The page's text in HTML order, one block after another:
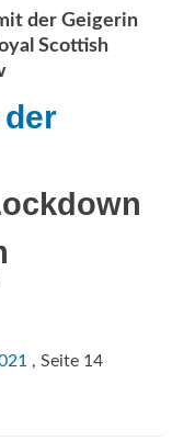
der Geigerin
Scottish
, Seite 14